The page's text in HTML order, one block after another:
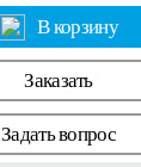
В корзину
Заказать
Задать вопрос